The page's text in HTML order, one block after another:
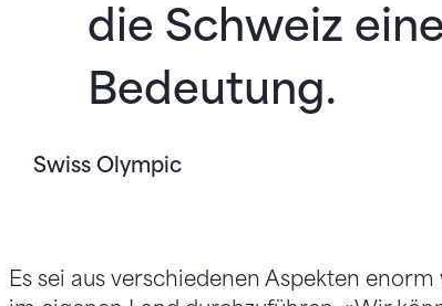
Swiss Olympic
die Schweiz
Bedeutung.
Es sei aus verschiedenen Aspekten